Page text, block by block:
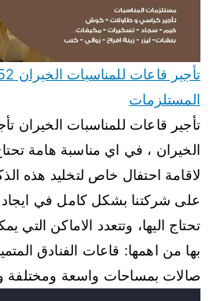
المستلزمات
تأجير قاعات للمناسبات الخيران
الخيران ، في اي مناسبة هامة
لاقامة احتفال خاص لتخليد هذه
على شركتنا بشكل كامل في ايجاد
تحتاج اليها، وتتعدد الاماكن التي
بها من اهمها: قاعات الفنادق
صالات بمساحات واسعة ومختلفة